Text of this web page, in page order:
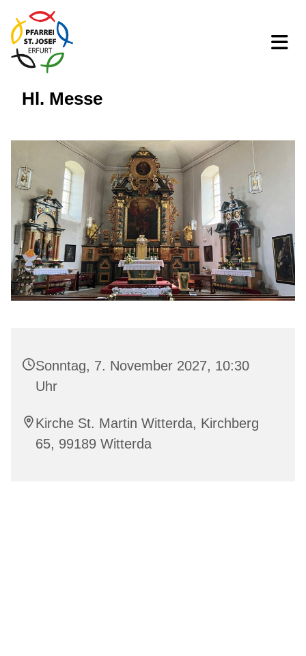
Hl. Messe
Sonntag, 7. November 2027, 10:30
Uhr
Kirche St. Martin Witterda, Kirchberg
65, 99189 Witterda